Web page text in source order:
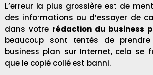
L’erreur la plus grossière est de
des informations ou d’essayer de
dans votre rédaction du business
beaucoup sont tentés de
business plan sur Internet, cela se
que le copié collé est banni.